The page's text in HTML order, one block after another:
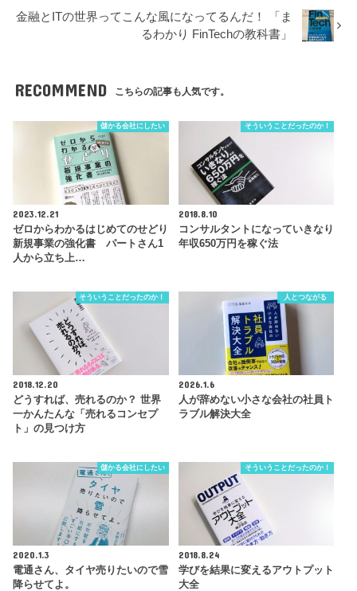
金融とITの世界ってこんな風になってるんだ！ 「ま
るわかり FinTechの教科書」
RECOMMEND こちらの記事も人気です。
儲かる会社にしたい
2023.12.21
ゼロからわかるはじめてのせどり
新規事業の強化書 パートさん1
人から立ち上…
そういうことだったのか！
2018.8.10
コンサルタントになっていきなり
年収650万円を稼ぐ法
そういうことだったのか！
2018.12.20
どうすれば、売れるのか？ 世界
一かんたんな「売れるコンセプ
ト」の見つけ方
人とつながる
2026.1.6
人が辞めない小さな会社の社員ト
ラブル解決大全
儲かる会社にしたい
2020.1.3
電通さん、タイヤ売りたいので雪
降らせてよ。
そういうことだったのか！
2018.8.24
学びを結果に変えるアウトプット
大全